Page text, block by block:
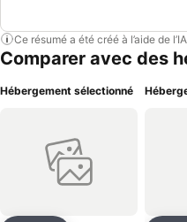
Ce résumé a été créé à l’aide de
Comparer avec des
Hébergement sélectionné